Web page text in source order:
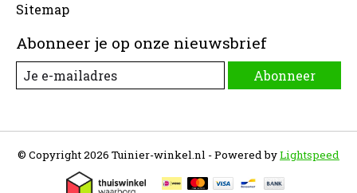
Sitemap
Abonneer je op onze nieuwsbrief
Abonneer
© Copyright 2026 Tuinier-winkel.nl - Powered byLightspeed